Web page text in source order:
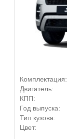
Комплектация:
Двигатель:
КПП:
Год выпуска:
Тип кузова:
Цвет: